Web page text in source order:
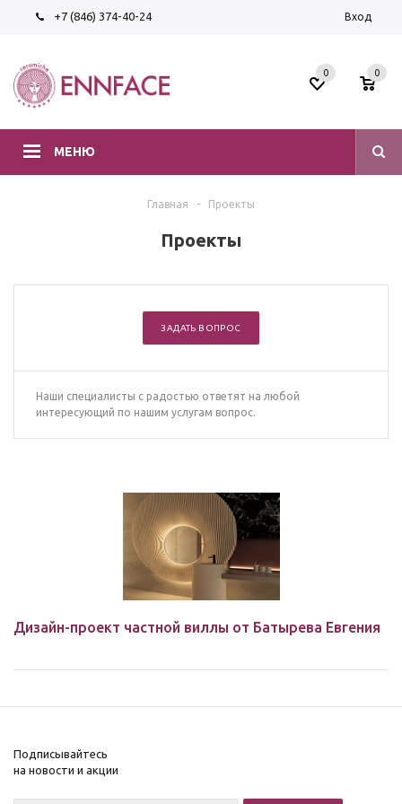
+7 (846) 374-40-24 Вход
МЕНЮ
0 0
Главная - Проекты
Проекты
ЗАДАТЬ ВОПРОС
Наши специалисты с радостью ответят на любой
интересующий по нашим услугам вопрос.
Дизайн-проект частной виллы от Батырева Евгения
Подписывайтесь
на новости и акции